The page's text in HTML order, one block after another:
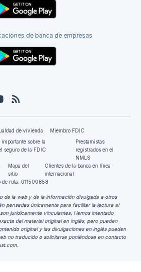
de banca de empresas
YouTube
de vivienda
Miembro FDIC
sobre la
seguro de la FDIC
Prestamistas
registrados en el
NMLS
Mapa del
sitio
Clientes de la banca en línea
internacional
de ruta: 011500858
de la web y de la información divulgada a otros
pensadas únicamente para facilitar la lectura al
jurídicamente vinculantes. Hemos intentado
del material original en inglés, pero pueden
original y las divulgaciones en inglés pueden
no traducido o solicitarse poniéndose en contacto
.